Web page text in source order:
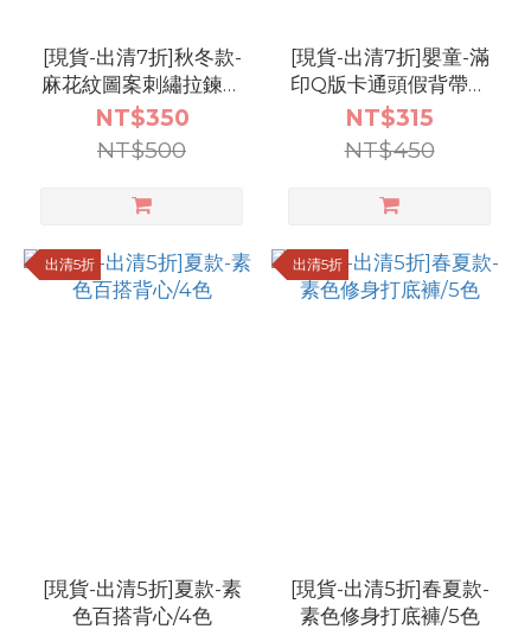
[現貨-出清7折]秋冬款-
麻花紋圖案刺繡拉鍊毛
衣/5色
NT$350
NT$500
[現貨-出清7折]嬰童-滿
印Q版卡通頭假背帶包
屁衣(送襪子)
NT$315
NT$450
出清5折
[現貨-出清5折]夏款-素
色百搭背心/4色
出清5折
[現貨-出清5折]春夏款-
素色修身打底褲/5色